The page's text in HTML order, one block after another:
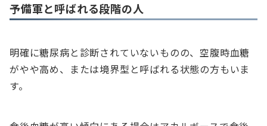
予備軍と呼ばれる段階の人
明確に糖尿病と診断されていないものの、空腹時血糖
がやや高め、または境界型と呼ばれる状態の方もいま
す。